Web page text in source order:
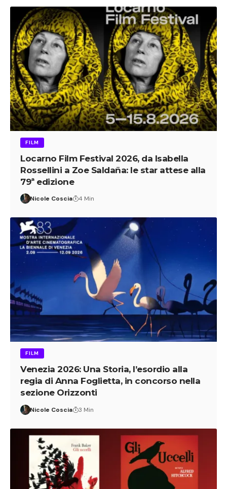
FILM
Locarno Film Festival 2026, da Isabella
Rossellini a Zoe Saldaña: le star attese alla
79ª edizione
Nicole Coscia 4 Min
FILM
Venezia 2026: Una Storia, l’esordio alla
regia di Anna Foglietta, in concorso nella
sezione Orizzonti
Nicole Coscia 3 Min